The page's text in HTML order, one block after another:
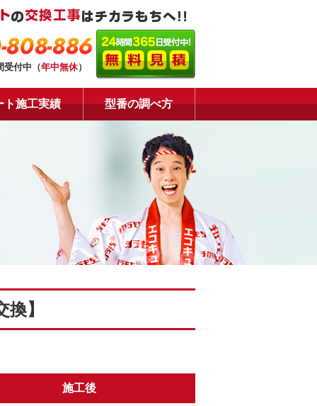
808-886
受付中（年中無休）
ト施工実績 型番の調べ方
】
施工後